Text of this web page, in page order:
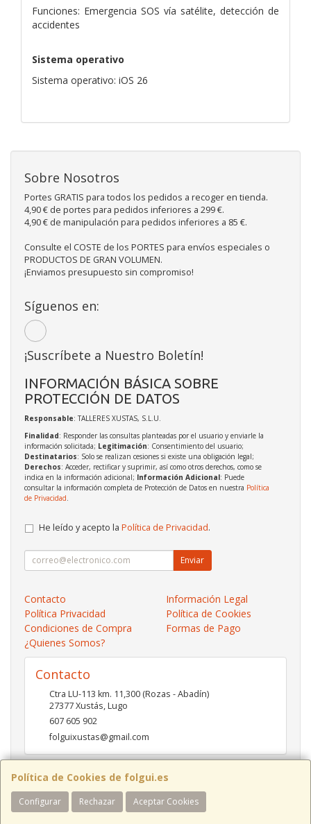
Funciones: Emergencia SOS vía satélite, detección de
accidentes
Sistema operativo
Sistema operativo: iOS 26
Política de Cookies de folgui.es
Configurar Rechazar Aceptar Cookies
Sobre Nosotros
Portes GRATIS para todos los pedidos a recoger en tienda.
4,90 € de portes para pedidos inferiores a 299 €.
4,90 € de manipulación para pedidos inferiores a 85 €.
Consulte el COSTE de los PORTES para envíos especiales o
PRODUCTOS DE GRAN VOLUMEN.
¡Enviamos presupuesto sin compromiso!
Síguenos en:
¡Suscríbete a Nuestro Boletín!
INFORMACIÓN BÁSICA SOBRE
PROTECCIÓN DE DATOS
Responsable: TALLERES XUSTAS, S.L.U.
Finalidad: Responder las consultas planteadas por el usuario y enviarle la
información solicitada; Legitimación: Consentimiento del usuario;
Destinatarios: Solo se realizan cesiones si existe una obligación legal;
Derechos: Acceder, rectificar y suprimir, así como otros derechos, como se
indica en la información adicional; Información Adicional: Puede
consultar la información completa de Protección de Datos en nuestra Política
de Privacidad
He leído y acepto la Política de Privacidad.
Enviar
Contacto
Información Legal
Política Privacidad
Política de Cookies
Condiciones de Compra
Formas de Pago
¿Quienes Somos?
Contacto
Ctra LU-113 km. 11,300 (Rozas - Abadín)
27377Xustás,Lugo
607 605 902
folguixustas@gmail.com
Horario
Lunes a viernes de 10:00 a 14:00 y de 16:00 a 20:00.
Sábados de 10:00 a 14:00 y de 16:00 a 19:00